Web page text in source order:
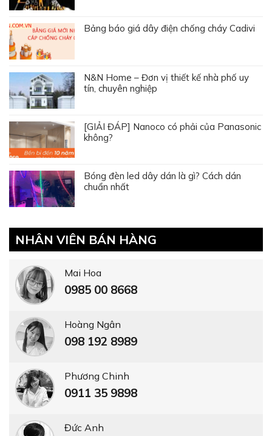
Bảng báo giá dây điện chống cháy Cadivi
N&N Home – Đơn vị thiết kế nhà phố uy
tín, chuyên nghiệp
[GIẢI ĐÁP] Nanoco có phải của Panasonic
không?
Bóng đèn led dây dán là gì? Cách dán
chuẩn nhất
NHÂN VIÊN BÁN HÀNG
Mai Hoa
0985 00 8668
Hoàng Ngân
098 192 8989
Phương Chinh
0911 35 9898
Đức Anh